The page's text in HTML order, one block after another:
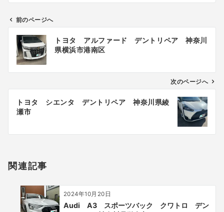
ン
前のページへ
トヨタ アルファード デントリペア 神奈川
県横浜市港南区
次のページへ
トヨタ シエンタ デントリペア 神奈川県綾
瀬市
関連記事
2024年10月20日
Audi A3 スポーツバック クワトロ デン